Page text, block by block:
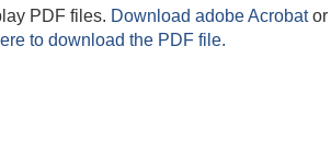
PDF files. Download adobe Acrobator
to download the PDF file.